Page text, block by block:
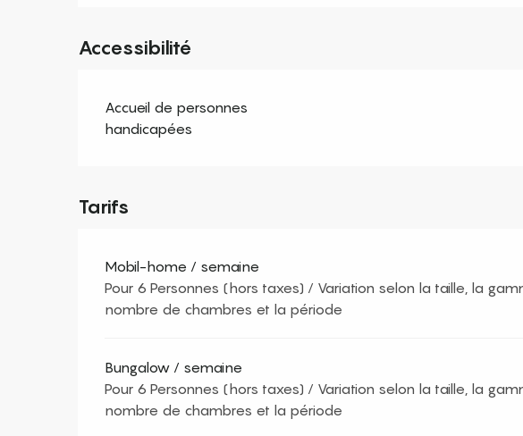
Accessibilité
Accueil de personnes
handicapées
Tarifs
Mobil-home / semaine
Pour 6 Personnes (hors taxes) / Variation selon la taille, la
nombre de chambres et la période
Bungalow / semaine
Pour 6 Personnes (hors taxes) / Variation selon la taille, la
nombre de chambres et la période